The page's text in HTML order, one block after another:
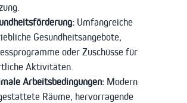
Umfangreiche
Gesundheitsangebote,
oder Zuschüsse für
Aktivitäten.
Arbeitsbedingungen: Modern
Räume, hervorragende